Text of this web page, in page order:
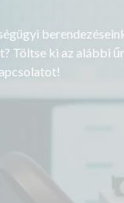
Töltse ki az alábbi